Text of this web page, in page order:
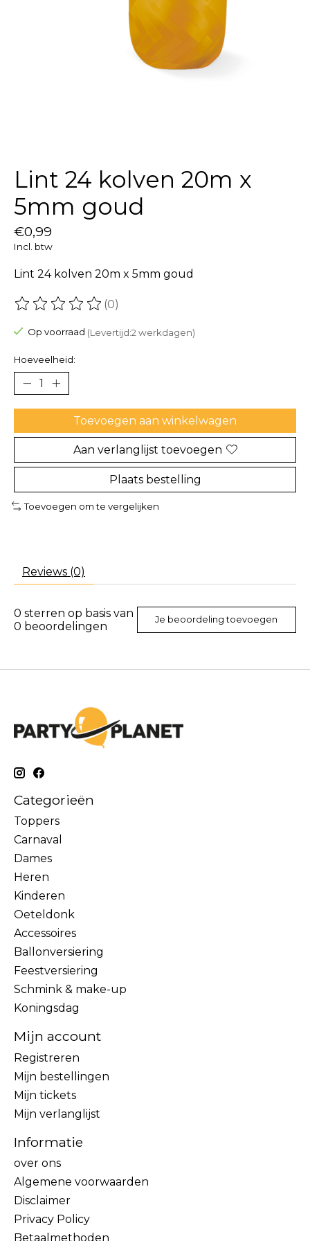
Lint 24 kolven 20m x
5mm goud
€0,99
Incl. btw
Lint 24 kolven 20m x 5mm goud
De beoordeling van dit product is
(0)
Op voorraad (Levertijd:2 werkdagen)
Hoeveelheid:
Toevoegen aan winkelwagen
Aan verlanglijst toevoegen
Plaats bestelling
Toevoegen om te vergelijken
Reviews (0)
0 sterren op basis van
0 beoordelingen Je beoordeling toevoegen
Categorieën
Toppers
Carnaval
Dames
Heren
Kinderen
Oeteldonk
Accessoires
Ballonversiering
Feestversiering
Schmink & make-up
Koningsdag
Mijn account
Registreren
Mijn bestellingen
Mijn tickets
Mijn verlanglijst
Informatie
over ons
Algemene voorwaarden
Disclaimer
Privacy Policy
Betaalmethoden